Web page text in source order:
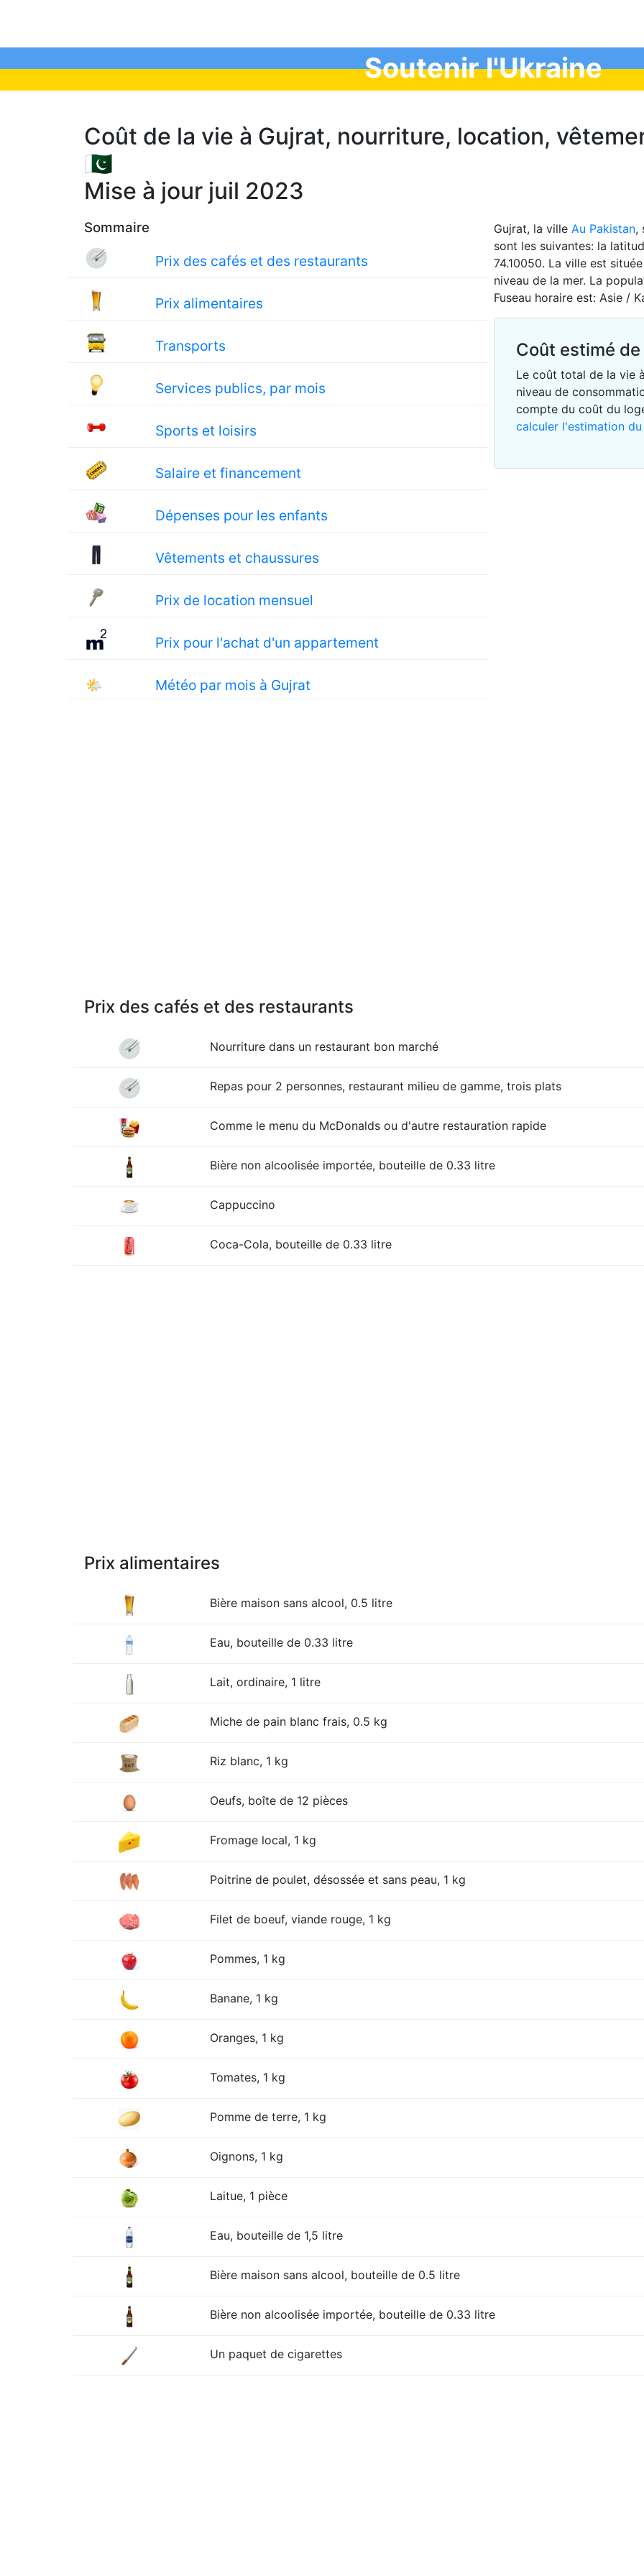
Soutenir l'Ukraine
Coût de la vie à Gujrat, nourriture, location,
🇵🇰
Mise à jour juil 2023
Sommaire
Prix des cafés et des restaurants
Prix alimentaires
Transports
Services publics, par mois
Sports et loisirs
Salaire et financement
Dépenses pour les enfants
Vêtements et chaussures
Prix de location mensuel
Prix pour l'achat d'un appartement
🌤 Météo par mois à Gujrat
Gujrat, la ville Au Pakistan,
sont les suivantes: la
74.10050. La ville est
niveau de la mer. La
Fuseau horaire est: Asie /
Coût estimé
Le coût total de la vie
niveau de
compte du coût du
calculer l'estimation
Prix des cafés et des restaurants
Nourriture dans un restaurant bon marché
Repas pour 2 personnes, restaurant milieu de gamme, trois plats
Comme le menu du McDonalds ou d'autre restauration rapide
Bière non alcoolisée importée, bouteille de 0.33 litre
Cappuccino
Coca-Cola, bouteille de 0.33 litre
Prix alimentaires
Bière maison sans alcool, 0.5 litre
Eau, bouteille de 0.33 litre
Lait, ordinaire, 1 litre
Miche de pain blanc frais, 0.5 kg
Riz blanc, 1 kg
Oeufs, boîte de 12 pièces
Fromage local, 1 kg
Poitrine de poulet, désossée et sans peau, 1 kg
Filet de boeuf, viande rouge, 1 kg
Pommes, 1 kg
Banane, 1 kg
Oranges, 1 kg
Tomates, 1 kg
Pomme de terre, 1 kg
Oignons, 1 kg
Laitue, 1 pièce
Eau, bouteille de 1,5 litre
Bière maison sans alcool, bouteille de 0.5 litre
Bière non alcoolisée importée, bouteille de 0.33 litre
Un paquet de cigarettes